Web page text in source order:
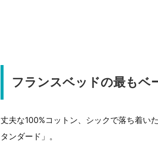
フランスベッドの最もベ
丈夫な100%コットン、シックで落ち着い
タンダード」。